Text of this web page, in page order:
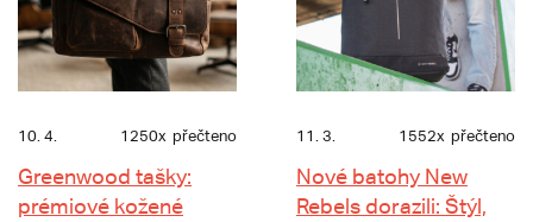
10. 4. 1250x přečteno
Greenwood tašky:
prémiové kožené
11. 3. 1552x přečteno
Nové batohy New
Rebels dorazili: Štýl,